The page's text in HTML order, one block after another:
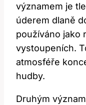
významem je
úderem dlaně
používáno jako⁢
vystoupeních.⁤
atmosféře
hudby.
Druhým